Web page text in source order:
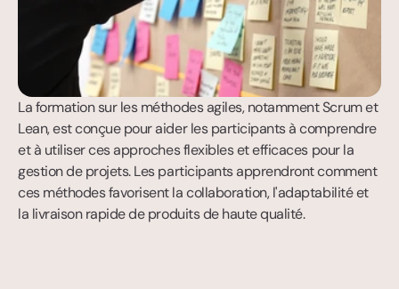
La formation sur les méthodes agiles, notamment Scrum et
Lean, est conçue pour aider les participants à comprendre
et à utiliser ces approches flexibles et efficaces pour la
gestion de projets. Les participants apprendront comment
ces méthodes favorisent la collaboration, l'adaptabilité et
la livraison rapide de produits de haute qualité.